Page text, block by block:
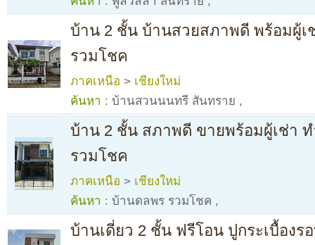
บ้าน 2 ชั้น บ้านสวยสภาพดี พร้อมผู้เ
รวมโชค
ภาคเหนือ > เชียงใหม่
ค้นหา : บ้านสวนนนทรี สันทราย ,
บ้าน 2 ชั้น สภาพดี ขายพร้อมผู้เช่า ท
รวมโชค
ภาคเหนือ > เชียงใหม่
ค้นหา : บ้านดลพร รวมโชค ,
บ้านเดี่ยว 2 ชั้น ฟรีโอน ปูกระเบื้องร